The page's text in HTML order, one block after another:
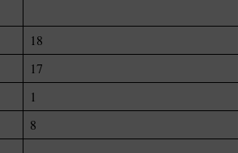
18
17
1
8